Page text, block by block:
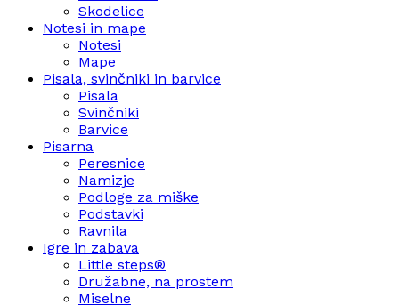
Skodelice
Notesi in mape
Notesi
Mape
Pisala, svinčniki in barvice
Pisala
Svinčniki
Barvice
Pisarna
Peresnice
Namizje
Podloge za miške
Podstavki
Ravnila
Igre in zabava
Little steps®
Družabne, na prostem
Miselne